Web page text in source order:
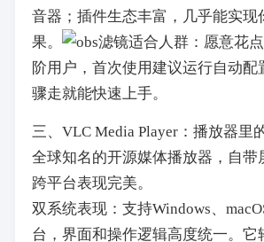
音器；插件生态丰富，几乎能实现
果。
适合人群：愿意花
阶用户，首次使用建议运行自动配
骤走就能快速上手。
三、VLC Media Player：播放器里
全球知名的开源媒体播放器，自带
跨平台表现完美。
双系统表现：支持Windows、
台，界面和操作逻辑高度统一。它